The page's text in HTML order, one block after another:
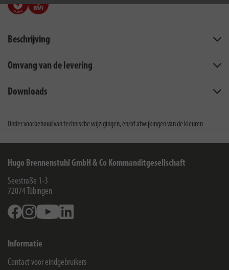
Beschrijving
Omvang van de levering
Downloads
Onder voorbehoud van technische wijzigingen, en/of afwijkingen van de kleuren
Hugo Brennenstuhl GmbH & Co Kommanditgesellschaft
Seestraße 1-3
72074 Tübingen
FacebookInstagramYoutube
Informatie
Contact voor eindgebruikers